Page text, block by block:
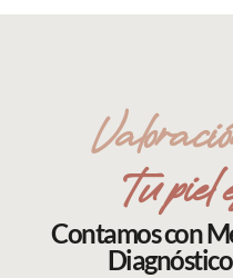
Tu piel
Contamos con